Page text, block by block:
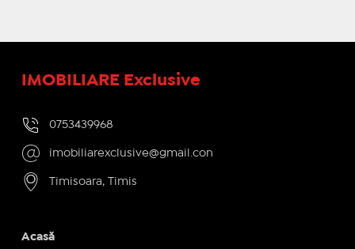
IMOBILIARE Exclusive
0753439968
imobiliarexclusive@gmail.con
Timisoara, Timis
Acasă